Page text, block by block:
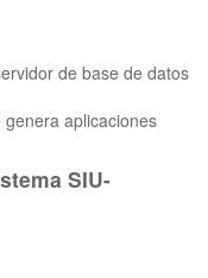
de base de datos
aplicaciones
SIU-